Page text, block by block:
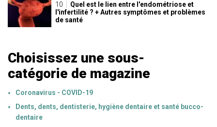
Quel est le lien entre l'endométriose et
l'infertilité ? + Autres symptômes et problèmes
de santé
Choisissez une sous-
catégorie de magazine
Coronavirus - COVID-19
Dents, dents, dentisterie, hygiène dentaire et santé bucco-
dentaire